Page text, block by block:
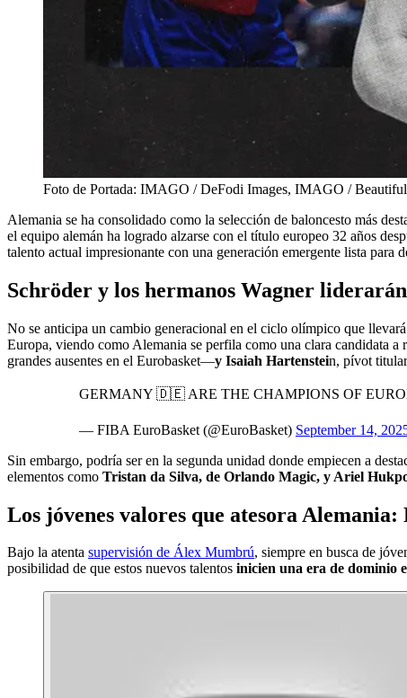
Foto de Portada: IMAGO / DeFodi Images, IMAGO / Beautiful
Alemania se ha consolidado como la selección de baloncesto más
el equipo alemán ha logrado alzarse con el título europeo 32 años
talento actual impresionante con una generación emergente lista para
Schröder y los hermanos Wagner
No se anticipa un cambio generacional en el ciclo olímpico que
Europa, viendo como Alemania se perfila como una clara candidata
grandes ausentes en el Eurobasket—y Isaiah Hartenstein, pívot
GERMANY 🇩🇪 ARE THE CHAMPIONS OF
— FIBA EuroBasket (@EuroBasket) September 14,
Sin embargo, podría ser en la segunda unidad donde empiecen a
elementos como Tristan da Silva, de Orlando Magic, y Ariel
Los jóvenes valores que atesora
Bajo la atenta supervisión de Álex Mumbrú, siempre en busca de
posibilidad de que estos nuevos talentos inicien una era de dominio